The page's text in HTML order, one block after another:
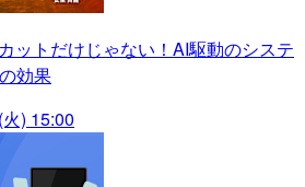
ットだけじゃない！AI駆動のシステ
効果
) 15:00